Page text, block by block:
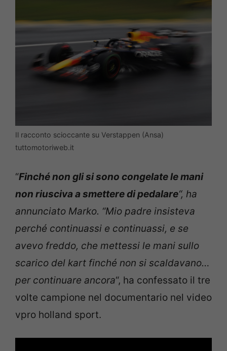
Il racconto scioccante su Verstappen (Ansa)
tuttomotoriweb.it
“Finché non gli si sono congelate le mani
non riusciva a smettere di pedalare“, ha
annunciato Marko. “Mio padre insisteva
perché continuassi e continuassi, e se
avevo freddo, che mettessi le mani sullo
scarico del kart finché non si scaldavano…
per continuare ancora“, ha confessato il tre
volte campione nel documentario nel video
vpro holland sport.